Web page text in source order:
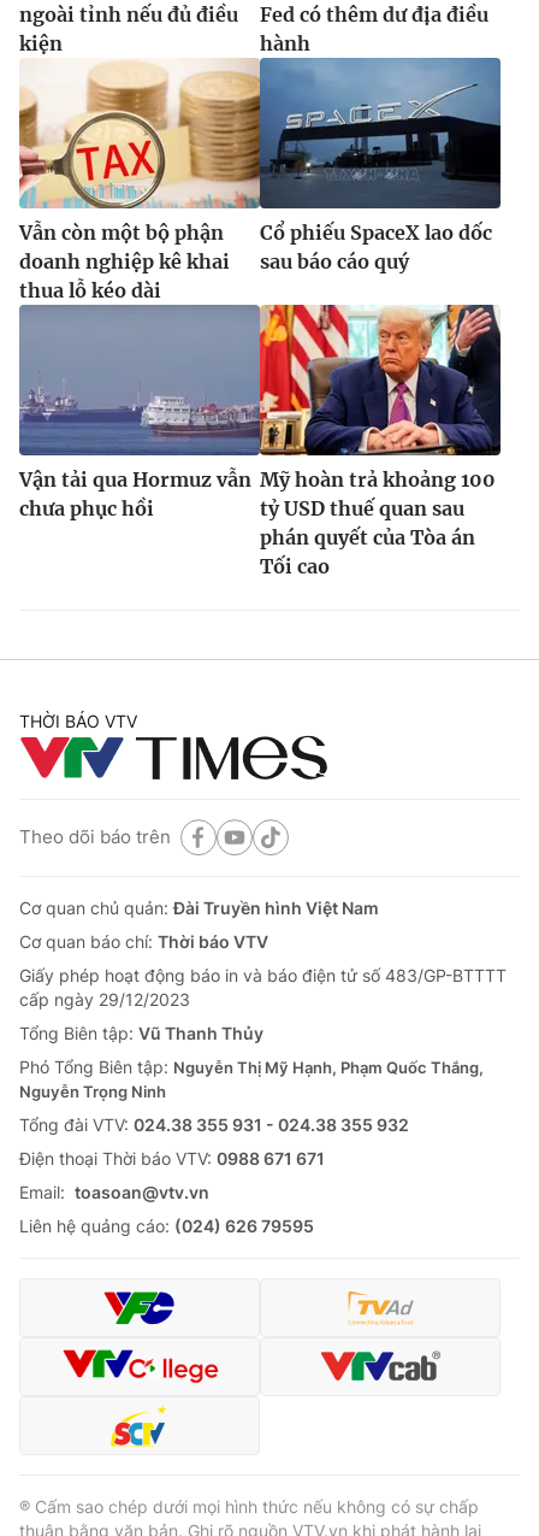
ngoài tỉnh nếu đủ điều
kiện
Fed có thêm dư địa điều
hành
Vẫn còn một bộ phận
doanh nghiệp kê khai
thua lỗ kéo dài
Cổ phiếu SpaceX lao dốc
sau báo cáo quý
Vận tải qua Hormuz vẫn
chưa phục hồi
Mỹ hoàn trả khoảng 100
tỷ USD thuế quan sau
phán quyết của Tòa án
Tối cao
THỜI BÁO VTV
Theo dõi báo trên
Cơ quan chủ quản:Đài Truyền hình Việt Nam
Cơ quan báo chí: Thời báo VTV
Giấy phép hoạt động báo in và báo điện tử số 483/GP-BTTTT
cấp ngày 29/12/2023
Tổng Biên tập: Vũ Thanh Thủy
Phó Tổng Biên tập: Nguyễn Thị Mỹ Hạnh, Phạm Quốc Thắng,
Nguyễn Trọng Ninh
Tổng đài VTV: 024.38 355 931 - 024.38 355 932
Ðiện thoại Thời báo VTV: 0988 671 671
Email: toasoan@vtv.vn
Liên hệ quảng cáo: (024) 626 79595
® Cấm sao chép dưới mọi hình thức nếu không có sự chấp
thuận bằng văn bản. Ghi rõ nguồn VTV.vn khi phát hành lại